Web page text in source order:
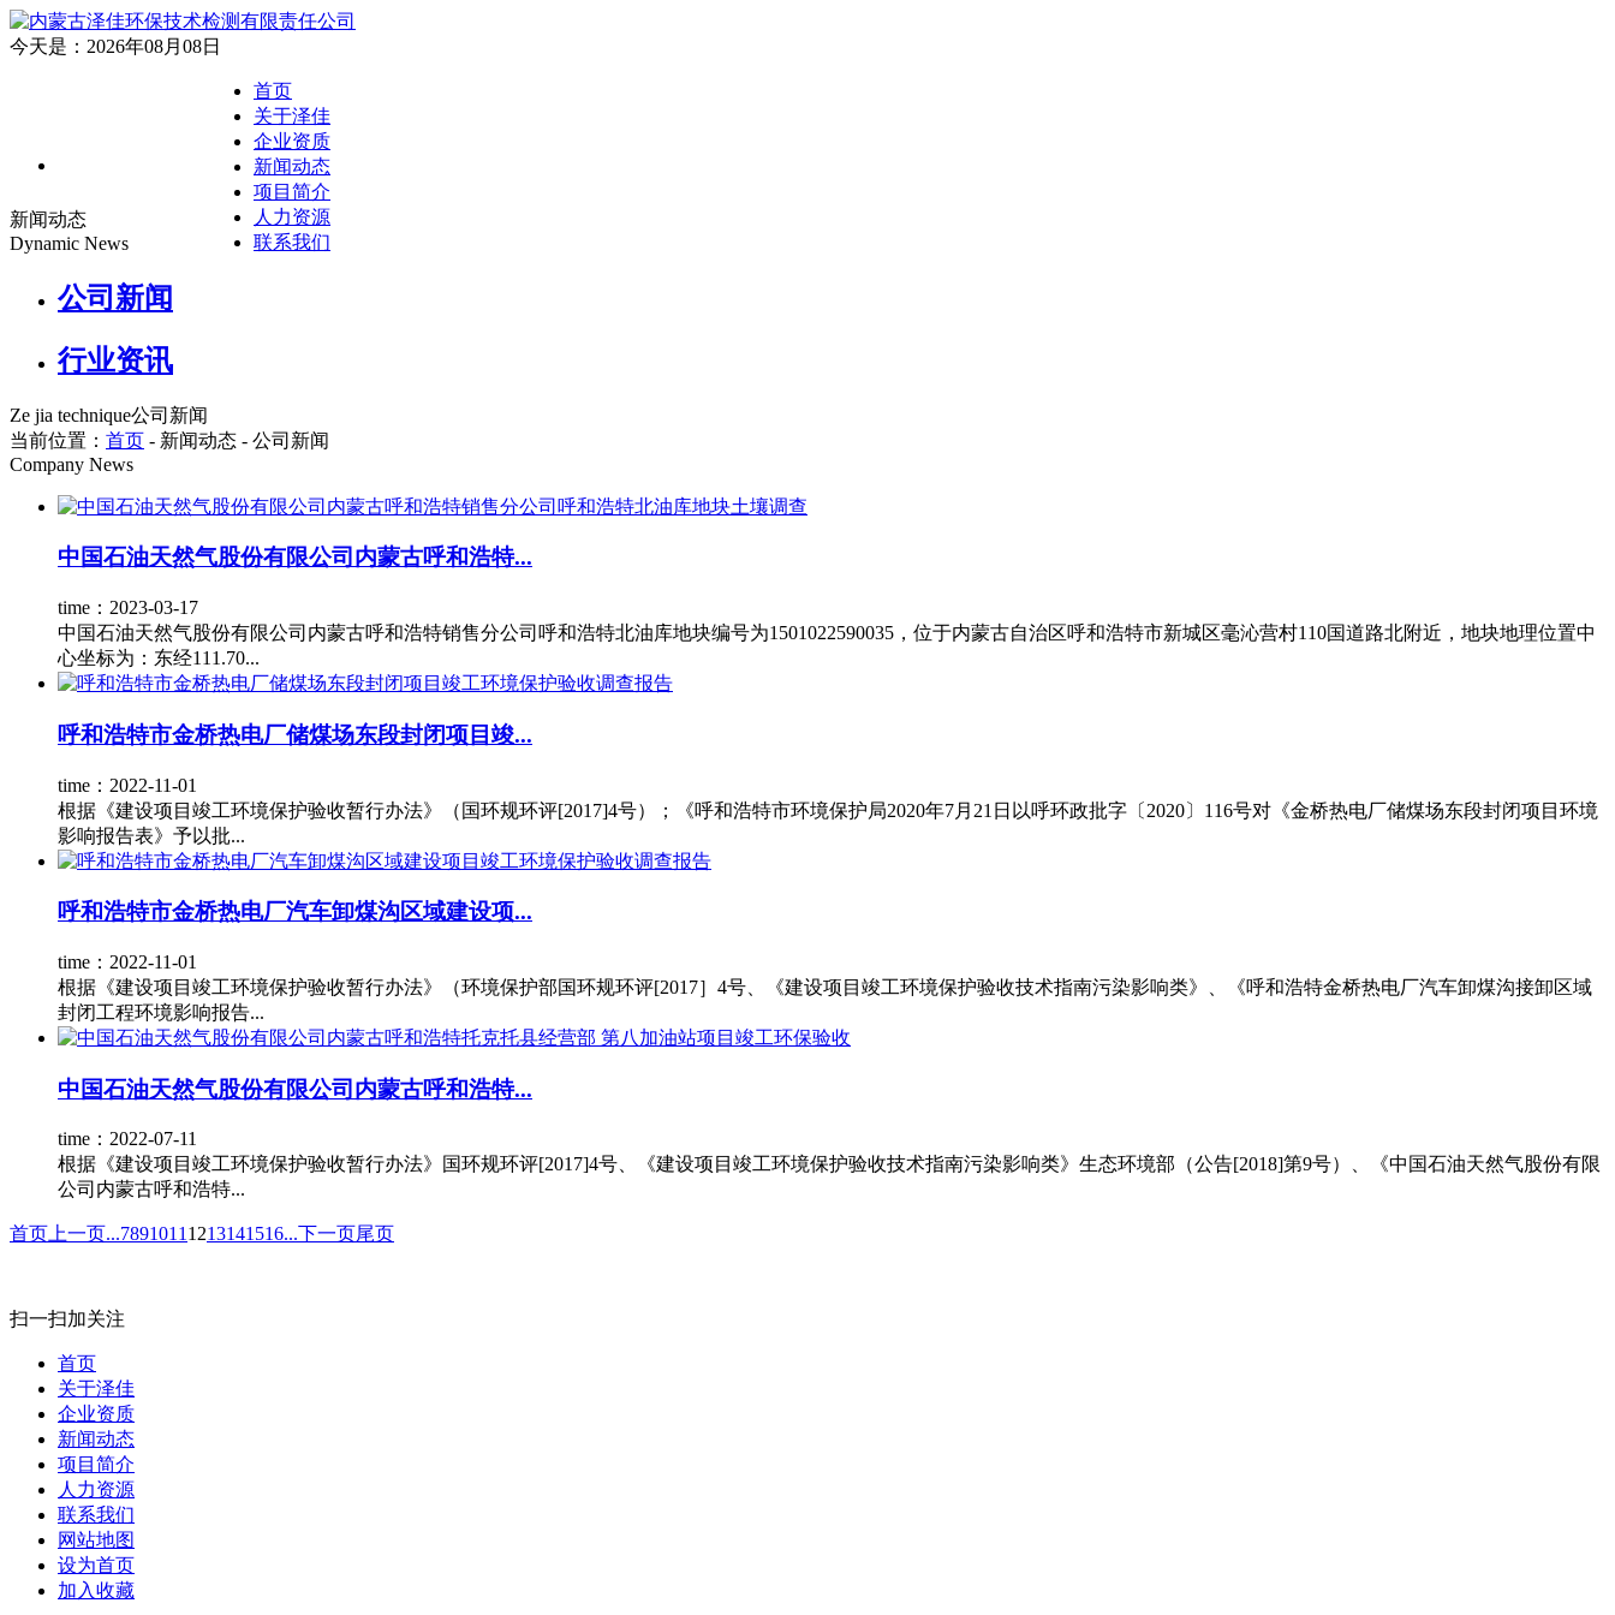
今天是：2026年08月08日
首页
关于泽佳
企业资质
新闻动态
项目简介
人力资源
联系我们
新闻动态
Dynamic News
公司新闻
行业资讯
Ze jia technique公司新闻
当前位置： 首页 - 新闻动态 - 公司新闻
Company News
中国石油天然气股份有限公司内蒙古呼和浩特...
time：2023-03-17
中国石油天然气股份有限公司内蒙古呼和浩特销售分公司呼和浩特北油库地块编号为1501022590035，位于内蒙古自治区呼和浩特市新城区毫沁营村110国道路北附近，地块地理位置中
心坐标为：东经111.70...
呼和浩特市金桥热电厂储煤场东段封闭项目竣...
time：2022-11-01
根据《建设项目竣工环境保护验收暂行办法》（国环规环评[2017]4号）；《呼和浩特市环境保护局2020年7月21日以呼环政批字〔2020〕116号对《金桥热电厂储煤场东段封闭项目环境
影响报告表》予以批...
呼和浩特市金桥热电厂汽车卸煤沟区域建设项...
time：2022-11-01
根据《建设项目竣工环境保护验收暂行办法》（环境保护部国环规环评[2017］4号、《建设项目竣工环境保护验收技术指南污染影响类》、《呼和浩特金桥热电厂汽车卸煤沟接卸区域
封闭工程环境影响报告...
中国石油天然气股份有限公司内蒙古呼和浩特...
time：2022-07-11
根据《建设项目竣工环境保护验收暂行办法》国环规环评[2017]4号、《建设项目竣工环境保护验收技术指南污染影响类》生态环境部（公告[2018]第9号）、《中国石油天然气股份有限
公司内蒙古呼和浩特...
首页上一页 ...78910111213141516... 下一页 尾页
扫一扫加关注
首页
关于泽佳
企业资质
新闻动态
项目简介
人力资源
联系我们
网站地图
设为首页
加入收藏